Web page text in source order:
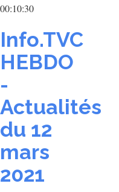
00:10:30
Info.TVC
HEBDO
-
Actualités
du 12
mars
2021